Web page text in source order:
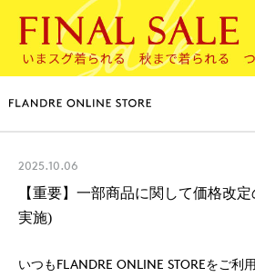
2025.10.06
【重要】一部商品に関して価格改
実施)
いつもFLANDRE ONLINE STOREをご利